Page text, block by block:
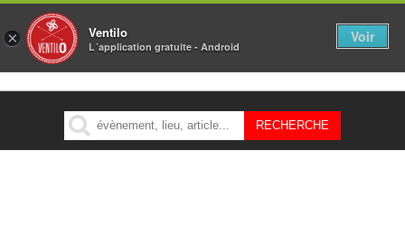
MENU
× Ventilo
L´application gratuite - Android
Voir